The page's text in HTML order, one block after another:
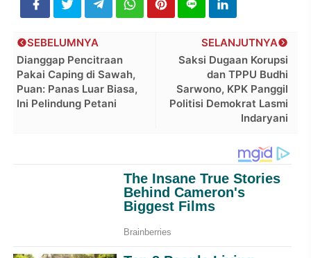
SELANJUTNYA
Saksi Dugaan Korupsi
dan TPPU Budhi
Sarwono, KPK Panggil
Politisi Demokrat Lasmi
Indaryani
SEBELUMNYA
Dianggap Pencitraan
Pakai Caping di Sawah,
Puan: Panas Luar Biasa,
Ini Pelindung Petani